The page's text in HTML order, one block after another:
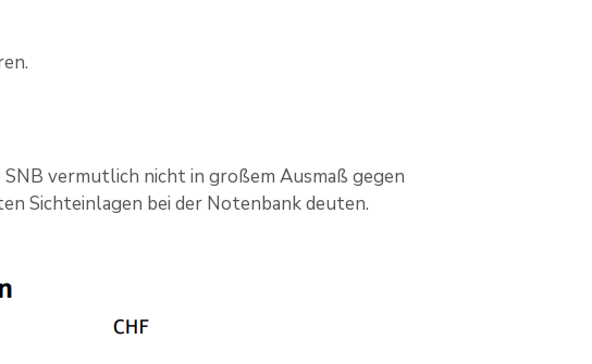
vermutlich nicht in großem Ausmaß gegen
Sichteinlagen bei der Notenbank deuten.